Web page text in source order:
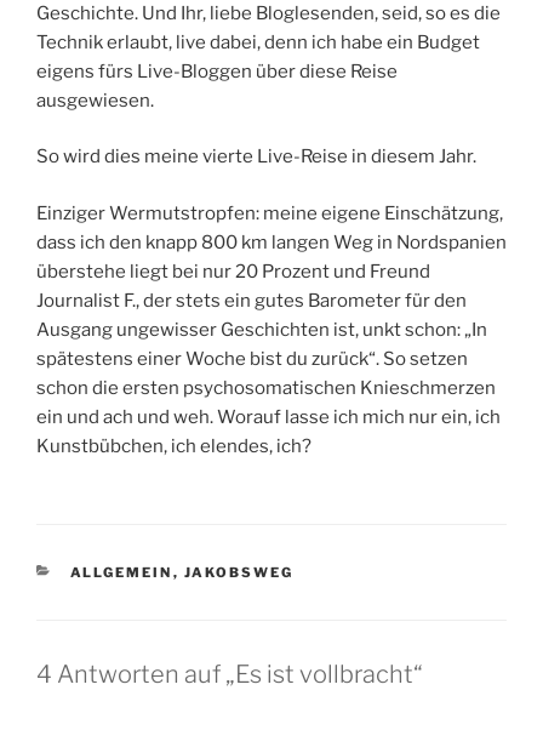
Geschichte. Und Ihr, liebe Bloglesenden, seid, so es die
Technik erlaubt, live dabei, denn ich habe ein Budget
eigens fürs Live-Bloggen über diese Reise
ausgewiesen.
So wird dies meine vierte Live-Reise in diesem Jahr.
Einziger Wermutstropfen: meine eigene Einschätzung,
dass ich den knapp 800 km langen Weg in Nordspanien
überstehe liegt bei nur 20 Prozent und Freund
Journalist F., der stets ein gutes Barometer für den
Ausgang ungewisser Geschichten ist, unkt schon: „In
spätestens einer Woche bist du zurück“. So setzen
schon die ersten psychosomatischen Knieschmerzen
ein und ach und weh. Worauf lasse ich mich nur ein, ich
Kunstbübchen, ich elendes, ich?
KATEGORIEN
ALLGEMEIN , JAKOBSWEG
4 Antworten auf „Es ist vollbracht“